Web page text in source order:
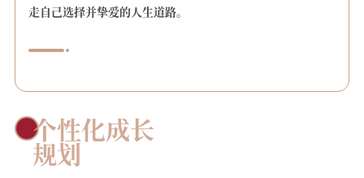
走自己选择并挚爱的人生道路。
个性化成长
规划